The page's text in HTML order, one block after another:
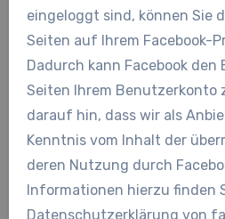
eingeloggt sind, können Sie
Seiten auf Ihrem Facebook-
Dadurch kann Facebook den
Seiten Ihrem Benutzerkonto
darauf hin, dass wir als
Kenntnis vom Inhalt der
deren Nutzung durch
Informationen hierzu finden
Datenschutzerklärung von